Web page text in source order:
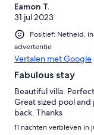
Eamon T.
31 jul 2023
Positief: Netheid,
advertentie
Vertalen met Google
Fabulous stay
Beautiful villa.
Great sized pool
back. Thanks
11 nachten verbleven in